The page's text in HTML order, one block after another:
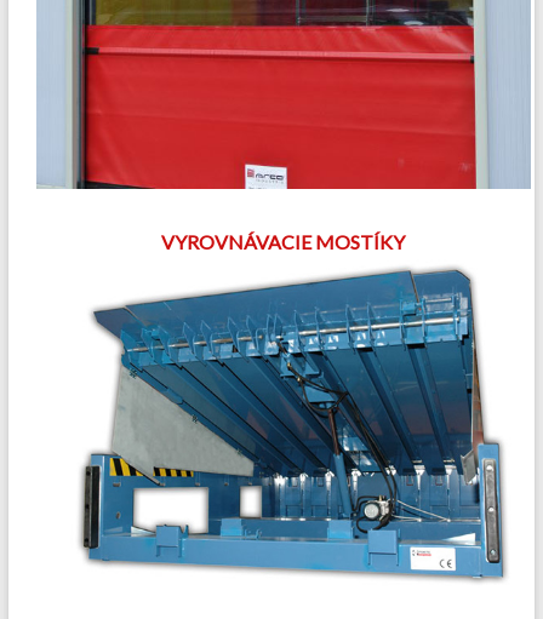
VYROVNÁVACIE MOSTÍKY